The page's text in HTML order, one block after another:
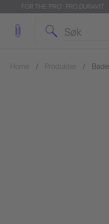
FOR THE 'PRO': PRO.DURAVIT
Home Produkter